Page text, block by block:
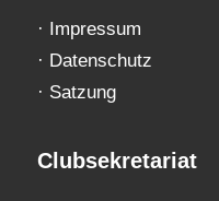
· Impressum
· Datenschutz
· Satzung
Clubsekretariat